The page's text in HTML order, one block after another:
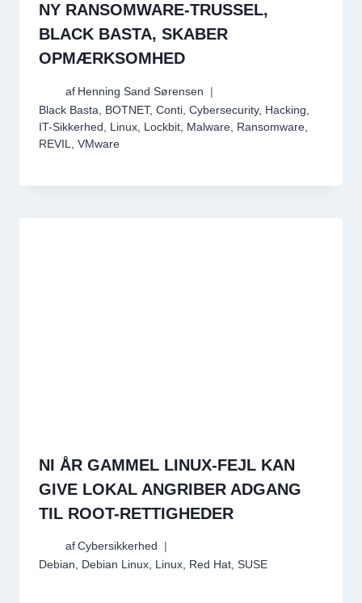
NY RANSOMWARE-TRUSSEL,
BLACK BASTA, SKABER
OPMÆRKSOMHED
af Henning Sand Sørensen
Black Basta, BOTNET, Conti, Cybersecurity, Hacking,
IT-Sikkerhed , Linux, Lockbit, Malware, Ransomware,
REVIL, VMware
NI ÅR GAMMEL LINUX-FEJL KAN
GIVE LOKAL ANGRIBER ADGANG
TIL ROOT-RETTIGHEDER
af Cybersikkerhed
Debian, Debian Linux, Linux, Red Hat, SUSE